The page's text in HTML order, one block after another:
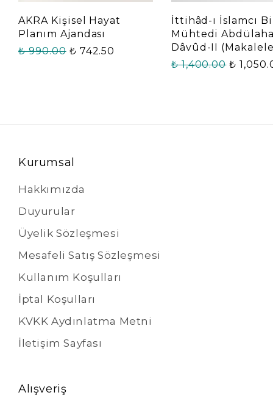
AKRA Kişisel Hayat
Planım Ajandası
₺ 990.00 ₺ 742.50
İttihâd-ı İslamcı
Mühtedi
Dâvûd-II
₺ 1,400.00 ₺
Kurumsal
Hakkımızda
Duyurular
Üyelik Sözleşmesi
Mesafeli Satış Sözleşmesi
Kullanım Koşulları
İptal Koşulları
KVKK Aydınlatma Metni
İletişim Sayfası
Alışveriş